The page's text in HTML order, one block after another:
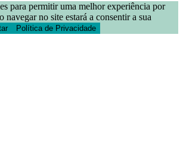
para permitir uma melhor experiência por
navegar no site estará a consentir a sua
Política de Privacidade